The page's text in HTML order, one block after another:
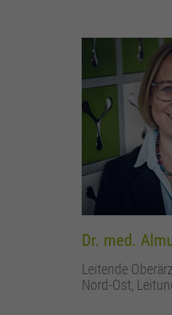
Dr. med.
Leitende
Nord-Ost,